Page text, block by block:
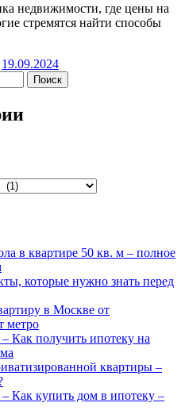
недвижимости, где цены на
стремятся найти способы
19.09.2024
в квартире 50 кв. м – полное
которые нужно знать перед
в Москве от
метро
Как получить ипотеку на
квартиры –
Как купить дом в ипотеку –